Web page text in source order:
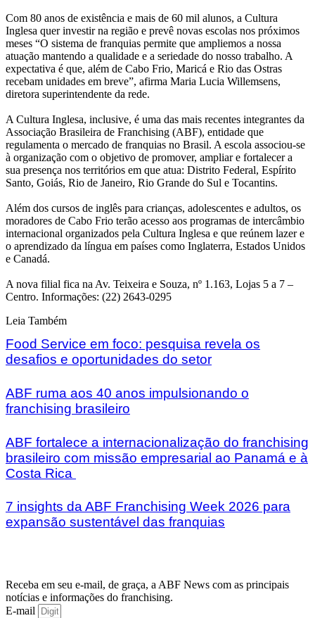
Com 80 anos de existência e mais de 60 mil alunos, a Cultura
Inglesa quer investir na região e prevê novas escolas nos próximos
meses “O sistema de franquias permite que ampliemos a nossa
atuação mantendo a qualidade e a seriedade do nosso trabalho. A
expectativa é que, além de Cabo Frio, Maricá e Rio das Ostras
recebam unidades em breve”, afirma Maria Lucia Willemsens,
diretora superintendente da rede.
A Cultura Inglesa, inclusive, é uma das mais recentes integrantes da
Associação Brasileira de Franchising (ABF), entidade que
regulamenta o mercado de franquias no Brasil. A escola associou-se
à organização com o objetivo de promover, ampliar e fortalecer a
sua presença nos territórios em que atua: Distrito Federal, Espírito
Santo, Goiás, Rio de Janeiro, Rio Grande do Sul e Tocantins.
Além dos cursos de inglês para crianças, adolescentes e adultos, os
moradores de Cabo Frio terão acesso aos programas de intercâmbio
internacional organizados pela Cultura Inglesa e que reúnem lazer e
o aprendizado da língua em países como Inglaterra, Estados Unidos
e Canadá.
A nova filial fica na Av. Teixeira e Souza, nº 1.163, Lojas 5 a 7 –
Centro. Informações: (22) 2643-0295
Leia Também
Food Service em foco: pesquisa revela os
desafios e oportunidades do setor
ABF ruma aos 40 anos impulsionando o
franchising brasileiro
ABF fortalece a internacionalização do franchising
brasileiro com missão empresarial ao Panamá e à
Costa Rica
7 insights da ABF Franchising Week 2026 para
expansão sustentável das franquias
Receba em seu e-mail, de graça, a ABF News com as principais
notícias e informações do franchising.
E-mail